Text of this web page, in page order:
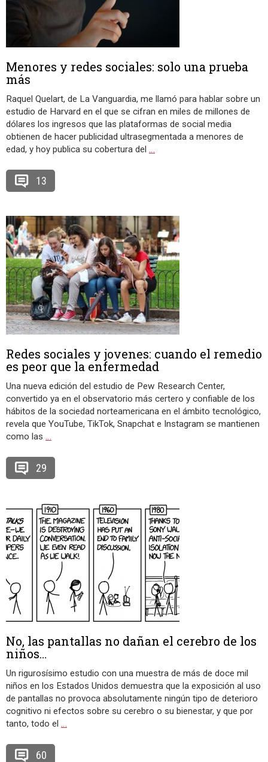
Menores y redes sociales: solo una prueba
más
Raquel Quelart, de La Vanguardia, me llamó para hablar sobre un
estudio de Harvard en el que se cifran en miles de millones de
dólares los ingresos que las plataformas de social media
obtienen de hacer publicidad ultrasegmentada a menores de
edad, y hoy publica su cobertura del …
13
Redes sociales y jovenes: cuando el remedio
es peor que la enfermedad
Una nueva edición del estudio de Pew Research Center,
convertido ya en el observatorio más certero y confiable de los
hábitos de la sociedad norteamericana en el ámbito tecnológico,
revela que YouTube, TikTok, Snapchat e Instagram se mantienen
como las …
29
No, las pantallas no dañan el cerebro de los
niños…
Un rigurosísimo estudio con una muestra de más de doce mil
niños en los Estados Unidos demuestra que la exposición al uso
de pantallas no provoca absolutamente ningún tipo de deterioro
cognitivo ni efectos sobre su cerebro o su bienestar, y que por
tanto, todo el …
60